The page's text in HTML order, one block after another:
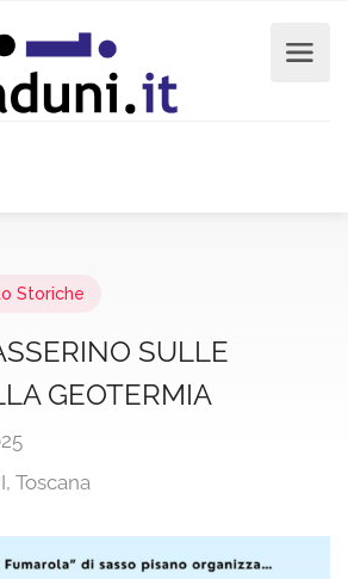
Storiche
SULLE
GEOTERMIA
Toscana